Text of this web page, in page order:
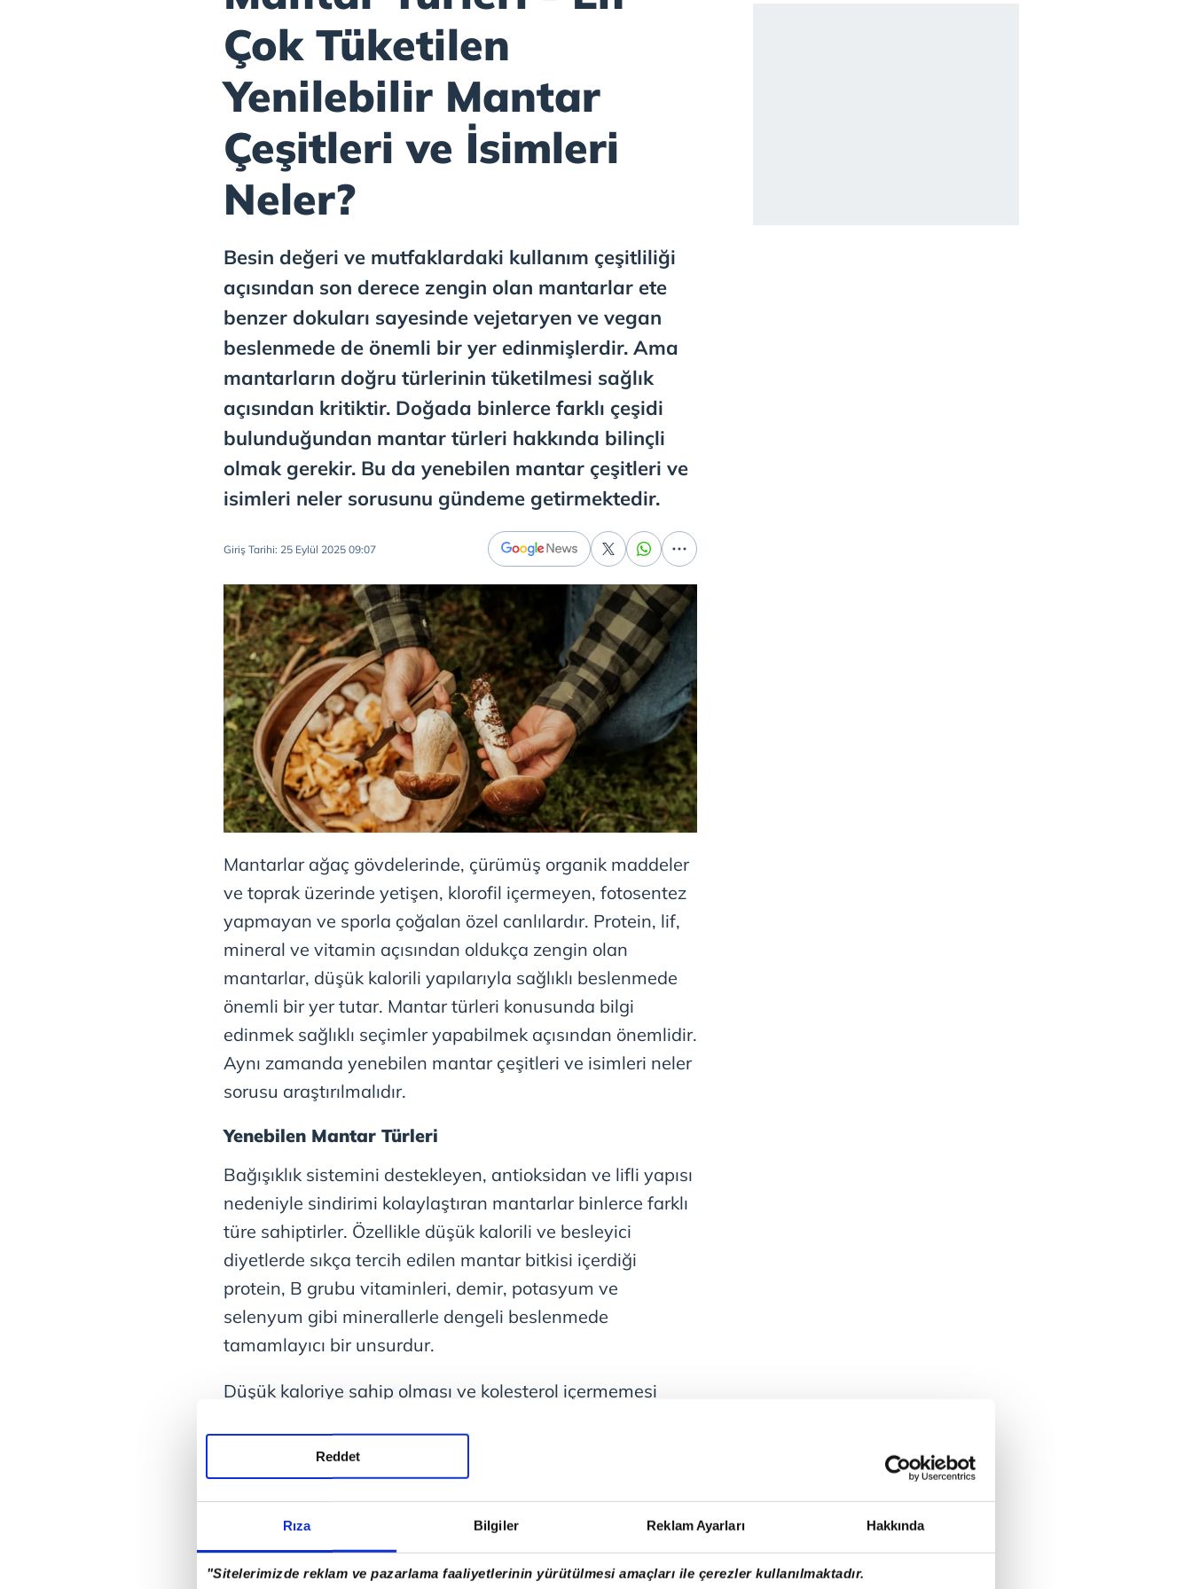
Rıza Bilgiler Reklam Ayarları Hakkında
"Sitelerimizde reklam ve pazarlama faaliyetlerinin yürütülmesi amaçları ile çerezler kullanılmaktadır.
Reddet
Çok Tüketilen
Yenilebilir Mantar
Çeşitleri ve İsimleri
Neler?
Besin değeri ve mutfaklardaki kullanım çeşitliliği
açısından son derece zengin olan mantarlar ete
benzer dokuları sayesinde vejetaryen ve vegan
beslenmede de önemli bir yer edinmişlerdir. Ama
mantarların doğru türlerinin tüketilmesi sağlık
açısından kritiktir. Doğada binlerce farklı çeşidi
bulunduğundan mantar türleri hakkında bilinçli
olmak gerekir. Bu da yenebilen mantar çeşitleri ve
isimleri neler sorusunu gündeme getirmektedir.
Giriş Tarihi: 25 Eylül 2025 09:07
Mantarlar ağaç gövdelerinde, çürümüş organik maddeler
ve toprak üzerinde yetişen, klorofil içermeyen, fotosentez
yapmayan ve sporla çoğalan özel canlılardır. Protein, lif,
mineral ve vitamin açısından oldukça zengin olan
mantarlar, düşük kalorili yapılarıyla sağlıklı beslenmede
önemli bir yer tutar. Mantar türleri konusunda bilgi
edinmek sağlıklı seçimler yapabilmek açısından önemlidir.
Aynı zamanda yenebilen mantar çeşitleri ve isimleri neler
sorusu araştırılmalıdır.
Yenebilen Mantar Türleri
Bağışıklık sistemini destekleyen, antioksidan ve lifli yapısı
nedeniyle sindirimi kolaylaştıran mantarlar binlerce farklı
türe sahiptirler. Özellikle düşük kalorili ve besleyici
diyetlerde sıkça tercih edilen mantar bitkisi içerdiği
protein, B grubu vitaminleri, demir, potasyum ve
selenyum gibi minerallerle dengeli beslenmede
tamamlayıcı bir unsurdur.
Düşük kaloriye sahip olması ve kolesterol içermemesi
faydalı hale getirir. Ayrıca bağışıklık sistemini destekleyen
beta glukan içermesi sayesinde çeşitli hastalıklara karşı
koruyucu etki gösteren bu bitkinin yenebilen türlerinin
doğadaki benzer zehirli türleriyle karıştırılmaması son